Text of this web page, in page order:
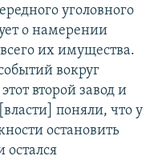
уголовного
о намерении
их имущества.
вокруг
второй завод и
поняли, что у
остановить
остался